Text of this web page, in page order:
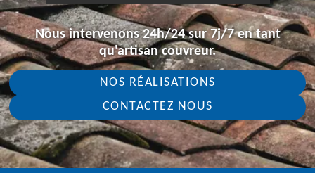
Nous intervenons 24h/24 sur 7j/7 en tant
qu'artisan couvreur.
NOS RÉALISATIONS
CONTACTEZ NOUS